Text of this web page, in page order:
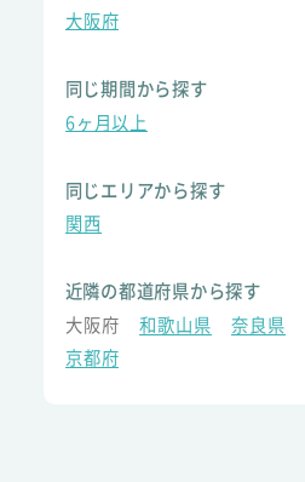
大阪府
同じ期間から探す
6ヶ月以上
同じエリアから探す
関西
近隣の都道府県から探す
大阪府
和歌山県 奈良県
京都府